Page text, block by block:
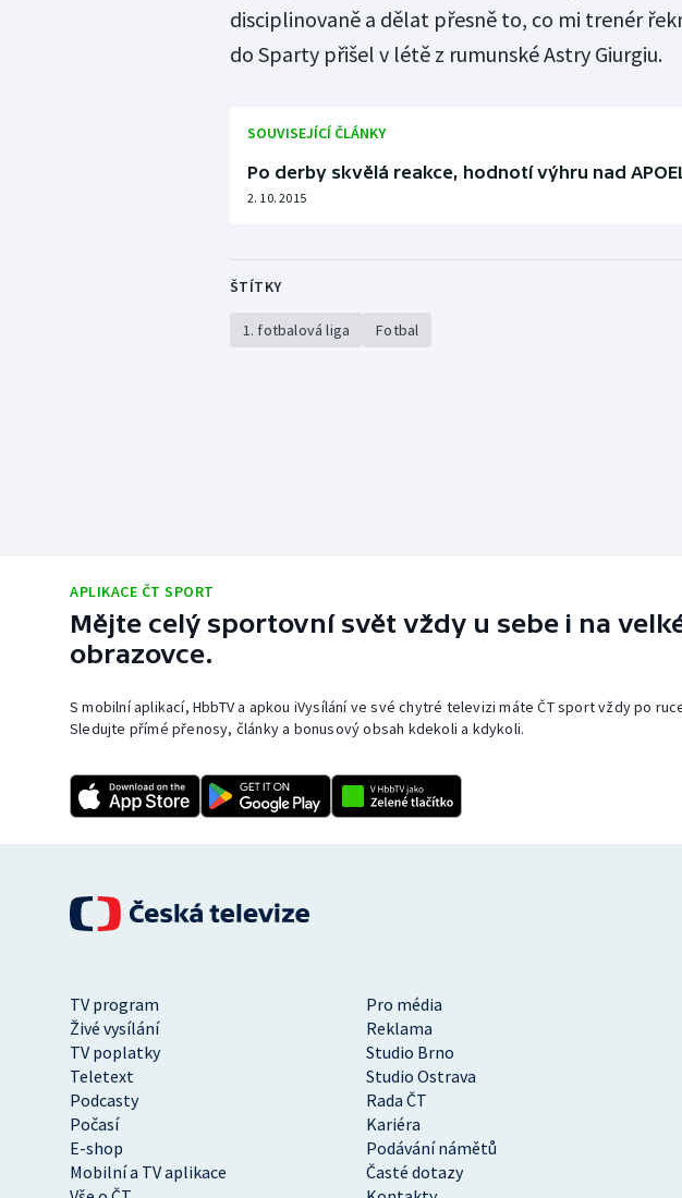
disciplinovaně a dělat přesně to, co mi trenér
do Sparty přišel v létě z rumunské Astry Giurgiu.
SOUVISEJÍCÍ ČLÁNKY
Po derby skvělá reakce, hodnotí výhru nad
2. 10. 2015
ŠTÍTKY
1. fotbalová liga Fotbal
APLIKACE ČT SPORT
Mějte celý sportovní svět vždy u sebe i na
obrazovce.
S mobilní aplikací, HbbTV a apkou iVysílání ve své chytré televizi máte ČT sport vždy po
Sledujte přímé přenosy, články a bonusový obsah kdekoli a kdykoli.
TV program
Pro média
Živé vysílání
Reklama
TV poplatky
Studio Brno
Teletext
Studio Ostrava
Podcasty
Rada ČT
Počasí
Kariéra
E-shop
Podávání námětů
Mobilní a TV aplikace
Časté dotazy